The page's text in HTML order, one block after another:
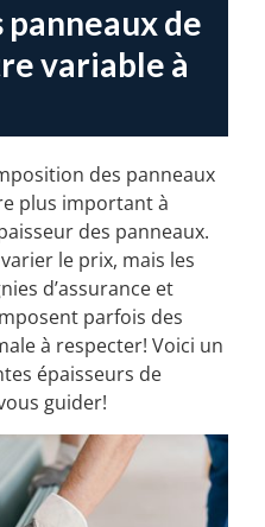
panneaux de
variable à
des panneaux
plus important à
des panneaux.
le prix, mais les
d’assurance et
parfois des
à respecter! Voici un
épaisseurs de
guider!